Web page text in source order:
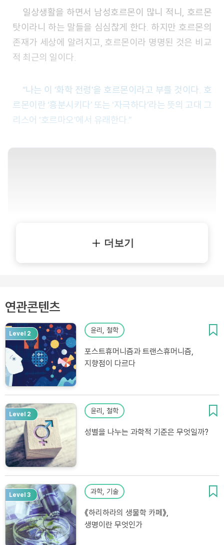
일상생활을 하면서 남성호르몬이 많니 적니, 호르몬
탓이라니 하는 말들을 심심찮게 한다. 하지만 호르몬의
존재가 세상에 알려지고, 호르몬이라 명명된 것은 비교
적 최근의 일이다.
“나는 이 ‘화학 전령’을 호르몬이라고 부를 것이다. 호
르몬이란 ‘흥분시키다’ 또는 ‘자극하다’라는 뜻의 고대 그
리스어 ‘호르마오’에서 유래한다.”
더보기
연관콘텐츠
Level 2 윤리, 철학
포스트휴머니즘과 트랜스휴머니즘,
지향점이 다르다
Level 2 윤리, 철학
성별을 나누는 과학적 기준은 무엇일까?
Level 3 과학, 기술
《하리하라의 생물학 카페》,
생명이란 무엇인가